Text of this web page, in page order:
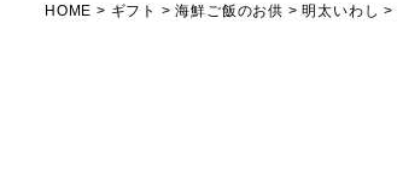
HOME ギフト 海鮮ご飯のお供 明太いわし